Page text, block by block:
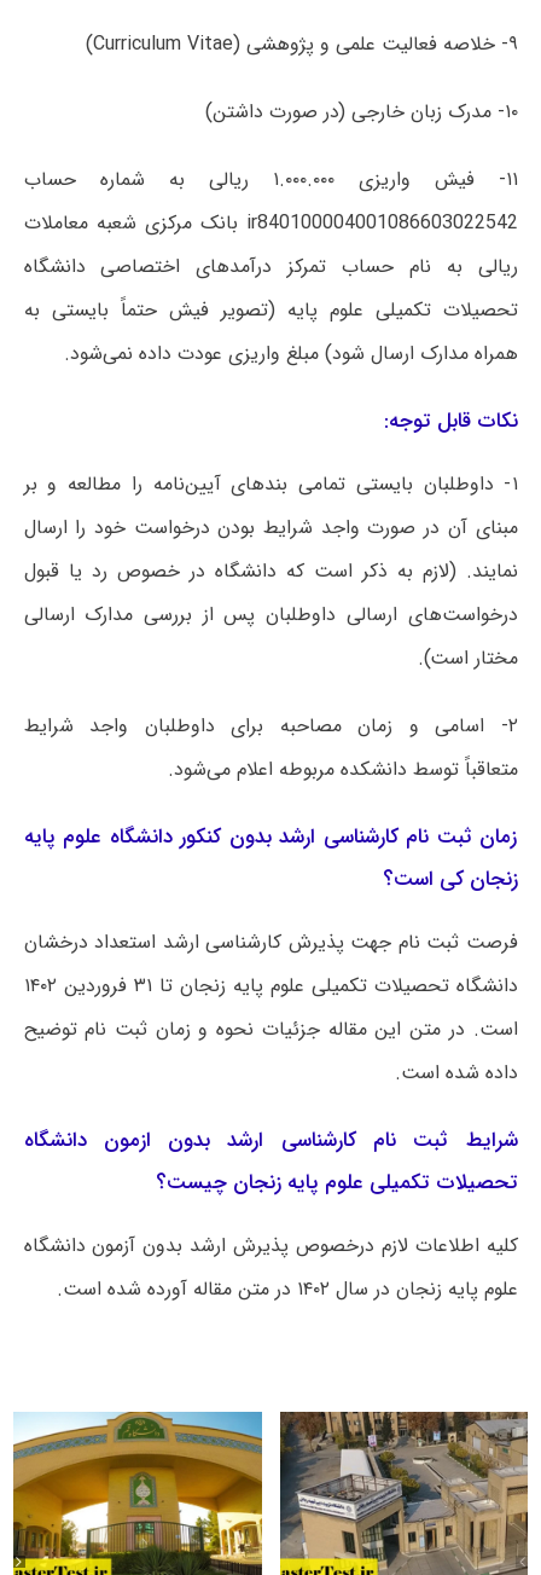
۹- خلاصه فعالیت علمی و پژوهشی (Curriculum Vitae)
۱۰- مدرک زبان خارجی (در صورت داشتن)
۱۱- فیش واریزی ۱.۰۰۰.۰۰۰ ریالی به شماره حساب
ir840100004001086603022542 بانک مرکزی شعبه معاملات
ریالی به نام حساب تمرکز درآمدهای اختصاصی دانشگاه
تحصیلات تکمیلی علوم پایه (تصویر فیش حتماً بایستی به
همراه مدارک ارسال شود) مبلغ واریزی عودت داده نمی‌شود.
نکات قابل توجه:
۱- داوطلبان بایستی تمامی بندهای آیین‌نامه را مطالعه و بر
مبنای آن در صورت واجد شرایط بودن درخواست خود را ارسال
نمایند. (لازم به ذکر است که دانشگاه در خصوص رد یا قبول
درخواست‌های ارسالی داوطلبان پس از بررسی مدارک ارسالی
مختار است).
۲- اسامی و زمان مصاحبه برای داوطلبان واجد شرایط
متعاقباً توسط دانشکده مربوطه اعلام می‌شود.
زمان ثبت نام کارشناسی ارشد بدون کنکور دانشگاه علوم پایه
زنجان کی است؟
فرصت ثبت نام جهت پذیرش کارشناسی ارشد استعداد درخشان
دانشگاه تحصیلات تکمیلی علوم پایه زنجان تا ۳۱ فروردین ۱۴۰۲
است. در متن این مقاله جزئیات نحوه و زمان ثبت نام توضیح
داده شده است.
شرایط ثبت نام کارشناسی ارشد بدون ازمون دانشگاه
تحصیلات تکمیلی علوم پایه زنجان چیست؟
کلیه اطلاعات لازم درخصوص پذیرش ارشد بدون آزمون دانشگاه
علوم پایه زنجان در سال ۱۴۰۲ در متن مقاله آورده شده است.